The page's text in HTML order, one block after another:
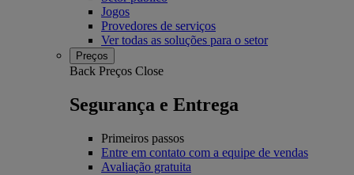
Jogos
Provedores de serviços
Ver todas as soluções para o setor
Preços
Back Preços Close
Segurança e Entrega
Primeiros passos
Entre em contato com a equipe de vendas
Avaliação gratuita